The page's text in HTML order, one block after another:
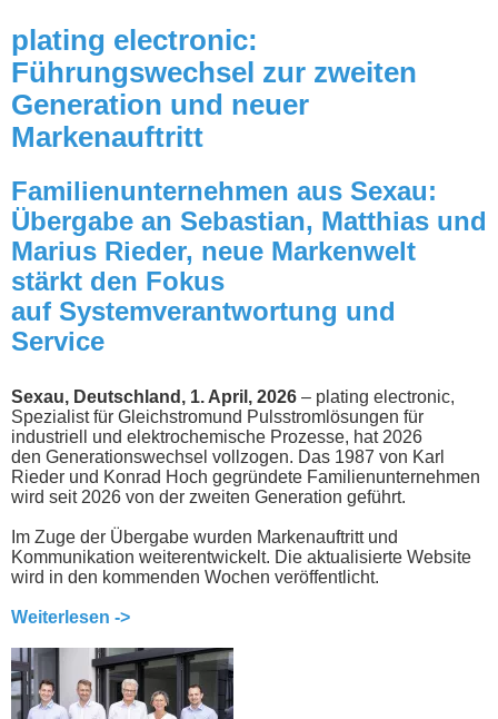
plating electronic:
Führungswechsel zur zweiten
Generation und neuer
Markenauftritt
Familienunternehmen aus Sexau:
Übergabe an Sebastian, Matthias und
Marius Rieder, neue Markenwelt
stärkt den Fokus
auf Systemverantwortung und
Service
Sexau, Deutschland, 1. April, 2026 – plating electronic,
Spezialist für Gleichstromund Pulsstromlösungen für
industriell und elektrochemische Prozesse, hat 2026
den Generationswechsel vollzogen. Das 1987 von Karl
Rieder und Konrad Hoch gegründete Familienunternehmen
wird seit 2026 von der zweiten Generation geführt.
Im Zuge der Übergabe wurden Markenauftritt und
Kommunikation weiterentwickelt. Die aktualisierte Website
wird in den kommenden Wochen veröffentlicht.
Weiterlesen ->